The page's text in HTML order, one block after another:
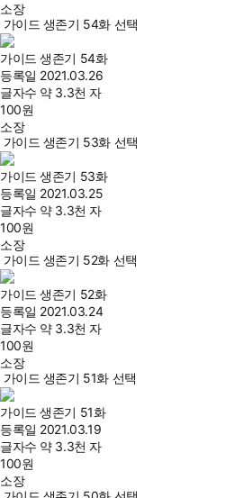
소장
가이드 생존기 54화 선택
가이드 생존기 54화
등록일 2021.03.26
글자수 약 3.3천 자
100원
소장
가이드 생존기 53화 선택
가이드 생존기 53화
등록일 2021.03.25
글자수 약 3.3천 자
100원
소장
가이드 생존기 52화 선택
가이드 생존기 52화
등록일 2021.03.24
글자수 약 3.3천 자
100원
소장
가이드 생존기 51화 선택
가이드 생존기 51화
등록일 2021.03.19
글자수 약 3.3천 자
100원
소장